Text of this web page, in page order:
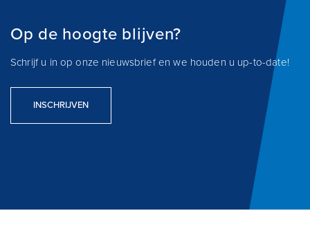
Op de hoogte blijven?
Schrijf u in op onze nieuwsbrief en we houden u up-to-date!
INSCHRIJVEN